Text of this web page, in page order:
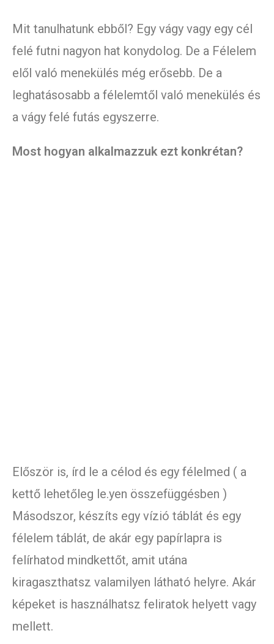
Mit tanulhatunk ebből? Egy vágy vagy egy cél
felé futni nagyon hat konydolog. De a Félelem
elől való menekülés még erősebb. De a
leghatásosabb a félelemtől való menekülés és
a vágy felé futás egyszerre.
Most hogyan alkalmazzuk ezt konkrétan?
Először is, írd le a célod és egy félelmed ( a
kettő lehetőleg le.yen összefüggésben )
Másodszor, készíts egy vízió táblát és egy
félelem táblát, de akár egy papírlapra is
felírhatod mindkettőt, amit utána
kiragaszthatsz valamilyen látható helyre. Akár
képeket is használhatsz feliratok helyett vagy
mellett.